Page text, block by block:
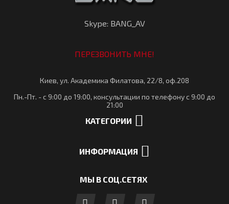
Skype: BANG_AV
ПЕРЕЗВОНИТЬ МНЕ!
Киев, ул. Академика Филатова, 22/8, оф.208
Пн.-Пт. - с 9:00 до 19:00, консультации по телефону с 9:00 до
21:00
КАТЕГОРИИ
ИНФОРМАЦИЯ
МЫ В СОЦ.СЕТЯХ